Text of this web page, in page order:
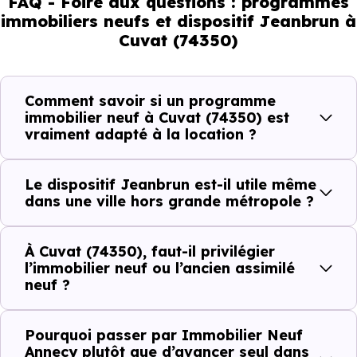
ne répondent pas à la même demande, et toutes les
résidences n’offrent pas le même potentiel locatif.
Avant la fiscalité, une question
simple : quelle est la pertinence de
votre projet d’investissement
locatif avec le dispositif Jeanbrun
à Cuvat (74350) ?
À
investissement locatif
se lit à travers plusieurs critères concrets :
Critères de terrain à considérer pour votre
immobiliers neufs et dispositif Jeanbrun à
Cuvat (74350)
Comment savoir si un programme
immobilier neuf à Cuvat (74350) est
vraiment adapté à la location ?
Le dispositif Jeanbrun est-il utile même
dans une ville hors grande métropole ?
À Cuvat (74350), faut-il privilégier
l’immobilier neuf ou l’ancien assimilé
neuf ?
Pourquoi passer par Immobilier Neuf
Annecy plutôt que d’avancer seul dans